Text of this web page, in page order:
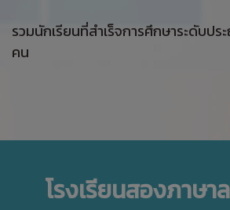
รวมนักเรียนที่สำเร็จการศึกษาระดับป
คน
โรงเรียนสองภาษา